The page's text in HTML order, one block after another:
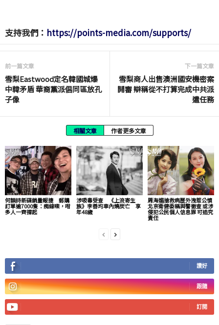
支持我們： https://points-media.com/supports/
前一篇文章
雪梨Eastwood定名韓國城爆
中韓矛盾 華裔黨派倡同區放孔
子像
下一篇文章
雪梨商人出售澳洲國安機密案
開審 辯稱從不打算完成中共派
遣任務
相關文章 作者更多文章
何韻詩新碟銷量報捷 郵購
訂單逾7000隻：痴線㗎，咁
多人一齊撐起
涉吸毒受查 《上流寄生
族》李善均車內燒炭亡 享
年48歲
周海媚搶救病歷外洩惹公憤
北京衛健委稱與警徹查 或涉
侵犯公民個人信息罪 可追究
責任
讚好
跟隨
訂閱